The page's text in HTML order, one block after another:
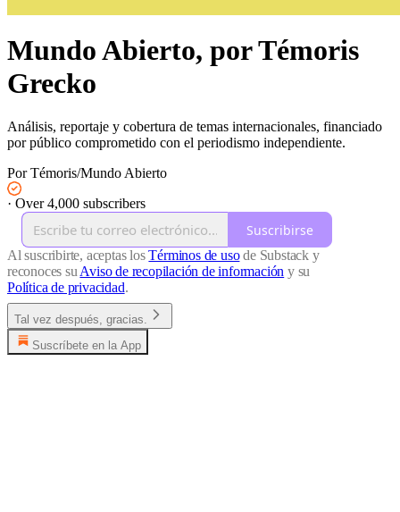
Mundo Abierto, por Témoris
Grecko
Análisis, reportaje y cobertura de temas internacionales, financiado
por público comprometido con el periodismo independiente.
Por Témoris/Mundo Abierto
· Over 4,000 subscribers
Suscribirse
Al suscribirte, aceptas losTérminos de usode Substack y
reconoces suAviso de recopilación de información y su
Política de privacidad.
Tal vez después, gracias.
Suscríbete en la App